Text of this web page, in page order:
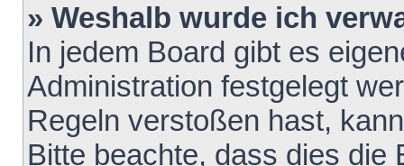
» Weshalb wurde ich
In jedem Board gibt es
Administration festgelegt
Regeln verstoßen hast,
Bitte beachte, dass dies die